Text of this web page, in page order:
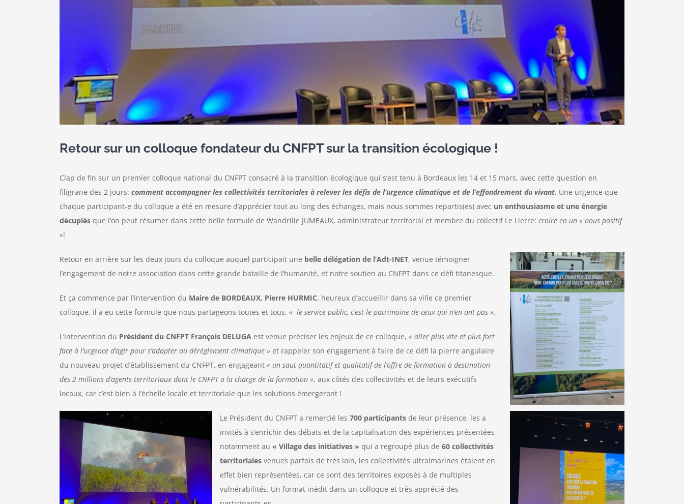
Retour sur un colloque fondateur du CNFPT sur la transition écologique !
Clap de fin sur un premier colloque national du CNFPT consacré à la transition écologique qui s’est tenu à Bordeaux les 14 et 15 mars, avec cette question en
filigrane des 2 jours: comment accompagner les collectivités territoriales à relever les défis de l’urgence climatique et de l’effondrement du vivant. Une urgence que
chaque participant-e du colloque a été en mesure d’apprécier tout au long des échanges, mais nous sommes repartis(es) avec un enthousiasme et une énergie
décuplés que l’on peut résumer dans cette belle formule de Wandrille JUMEAUX, administrateur territorial et membre du collectif Le Lierre: croire en un « nous positif
»!
Retour en arrière sur les deux jours du colloque auquel participait une belle délégation de l’Adt-INET, venue témoigner
l’engagement de notre association dans cette grande bataille de l’humanité, et notre soutien au CNFPT dans ce défi titanesque.
Et ça commence par l’intervention du Maire de BORDEAUX, Pierre HURMIC, heureux d’accueillir dans sa ville ce premier
colloque, il a eu cette formule que nous partageons toutes et tous, « le service public, c’est le patrimoine de ceux qui n’en ont pas ».
L’intervention du Président du CNFPT François DELUGA est venue préciser les enjeux de ce colloque, « aller plus vite et plus fort
face à l’urgence d’agir pour s’adapter au dérèglement climatique » et rappeler son engagement à faire de ce défi la pierre angulaire
du nouveau projet d’établissement du CNFPT, en engageant « un saut quantitatif et qualitatif de l’offre de formation à destination
des 2 millions d’agents territoriaux dont le CNFPT a la charge de la formation », aux côtés des collectivités et de leurs exécutifs
locaux, car c’est bien à l’échelle locale et territoriale que les solutions émergeront !
Le Président du CNFPT a remercié les 700 participants de leur présence, les a
invités à s’enrichir des débats et de la capitalisation des expériences présentées
notamment au « Village des initiatives » qui a regroupé plus de 60 collectivités
territoriales venues parfois de très loin, les collectivités ultralmarines étaient en
effet bien représentées, car ce sont des territoires exposés à de multiples
vulnérabilités. Un format inédit dans un colloque et très apprécié des